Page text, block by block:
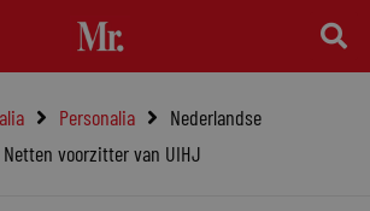
Personalia
Nederlandse
voorzitter van UIHJ